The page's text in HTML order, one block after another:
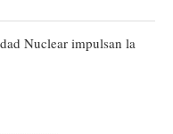
Nuclear impulsan la